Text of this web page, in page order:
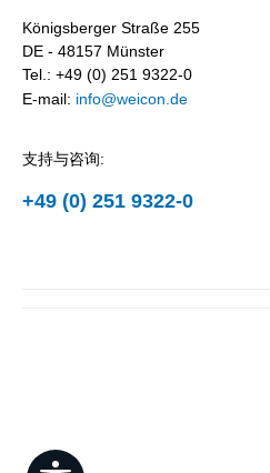
Königsberger Straße 255
DE - 48157 Münster
Tel.: +49 (0) 251 9322-0
E-mail: info@weicon.de
支持与咨询:
+49 (0) 251 9322-0